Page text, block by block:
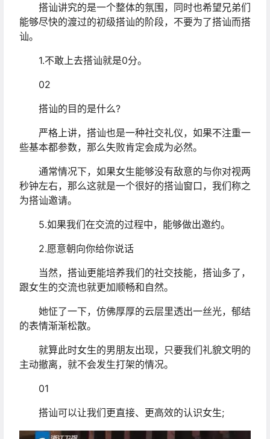
搭讪讲究的是一个整体的氛围，同时也希望兄弟们
能够尽快的渡过的初级搭讪的阶段，不要为了搭讪而搭
讪。
1.不敢上去搭讪就是0分。
02
搭讪的目的是什么?
严格上讲，搭讪也是一种社交礼仪，如果不注重一
些基本都参数，那么失败肯定会成为必然。
通常情况下，如果女生能够没有敌意的与你对视两
秒钟左右，那么这就是一个很好的搭讪窗口，我们称之
为搭讪邀请。
5.如果我们在交流的过程中，能够做出邀约。
2.愿意朝向你给你说话
当然，搭讪更能培养我们的社交技能，搭讪多了，
跟女生的交流也就更加顺畅和自然。
她怔了一下，仿佛厚厚的云层里透出一丝光，郁结
的表情渐渐松散。
就算此时女生的男朋友出现，只要我们礼貌文明的
主动撤离，就不会发生打架的情况。
01
搭讪可以让我们更直接、更高效的认识女生;